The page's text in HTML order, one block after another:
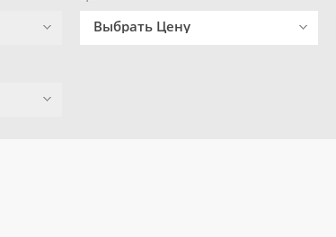
Выбрать Цену